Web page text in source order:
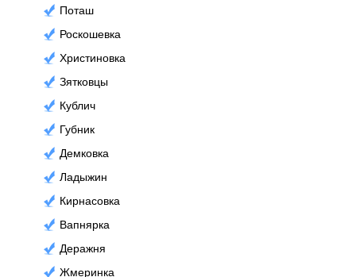
Поташ
Роскошевка
Христиновка
Зятковцы
Кублич
Губник
Демковка
Ладыжин
Кирнасовка
Вапнярка
Деражня
Жмеринка